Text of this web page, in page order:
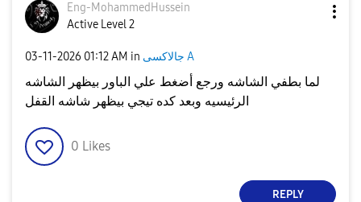
Eng-MohammedHussein
Active Level 2
‎03-11-2026 01:12 AM in جالاكسى A
لما بطفي الشاشه ورجع أضغط علي الباور بيظهر الشاشه
الرئيسيه وبعد كده تيجي بيظهر شاشه القفل
0 Likes
REPLY